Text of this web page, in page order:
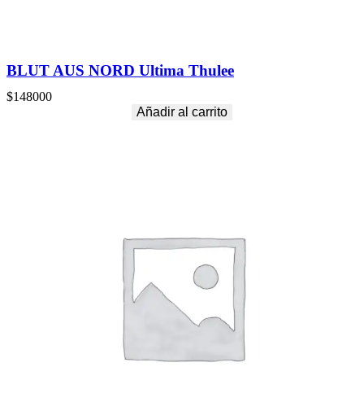
BLUT AUS NORD Ultima Thulee
$148000
Añadir al carrito